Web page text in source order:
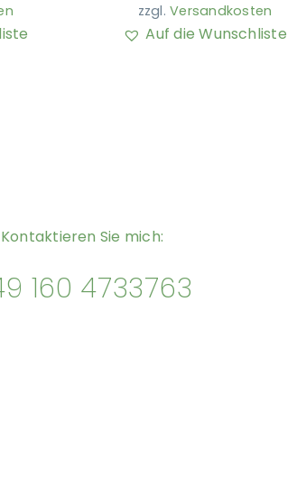
zzgl.Versandkosten
Auf die Wunschliste
Kontaktieren Sie mich:
160 4733763